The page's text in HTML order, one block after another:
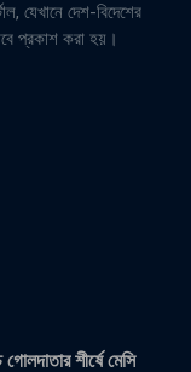
যেখানে দেশ-বিদেশের
প্রকাশ করা হয়।
শীর্ষে মেসি